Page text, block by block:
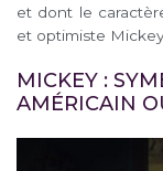
et dont le
et optimiste
MICKEY :
AMÉRICAIN